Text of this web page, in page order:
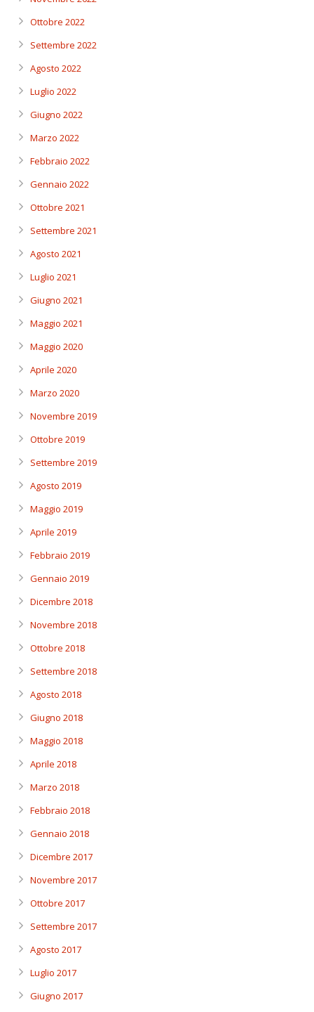
Ottobre 2022
Settembre 2022
Agosto 2022
Luglio 2022
Giugno 2022
Marzo 2022
Febbraio 2022
Gennaio 2022
Ottobre 2021
Settembre 2021
Agosto 2021
Luglio 2021
Giugno 2021
Maggio 2021
Maggio 2020
Aprile 2020
Marzo 2020
Novembre 2019
Ottobre 2019
Settembre 2019
Agosto 2019
Maggio 2019
Aprile 2019
Febbraio 2019
Gennaio 2019
Dicembre 2018
Novembre 2018
Ottobre 2018
Settembre 2018
Agosto 2018
Giugno 2018
Maggio 2018
Aprile 2018
Marzo 2018
Febbraio 2018
Gennaio 2018
Dicembre 2017
Novembre 2017
Ottobre 2017
Settembre 2017
Agosto 2017
Luglio 2017
Giugno 2017